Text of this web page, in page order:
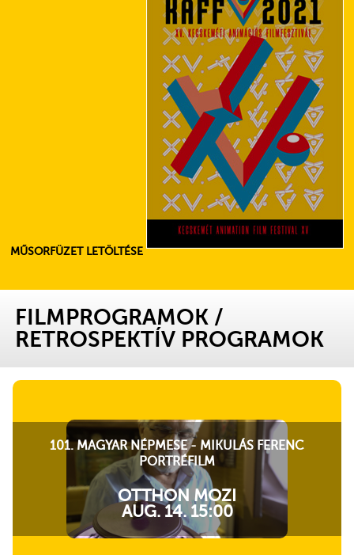
MŰSORFÜZET LETÖLTÉSE
FILMPROGRAMOK /
RETROSPEKTÍV PROGRAMOK
101. MAGYAR NÉPMESE - MIKULÁS FERENC
PORTRÉFILM
OTTHON MOZI
AUG. 14. 15:00